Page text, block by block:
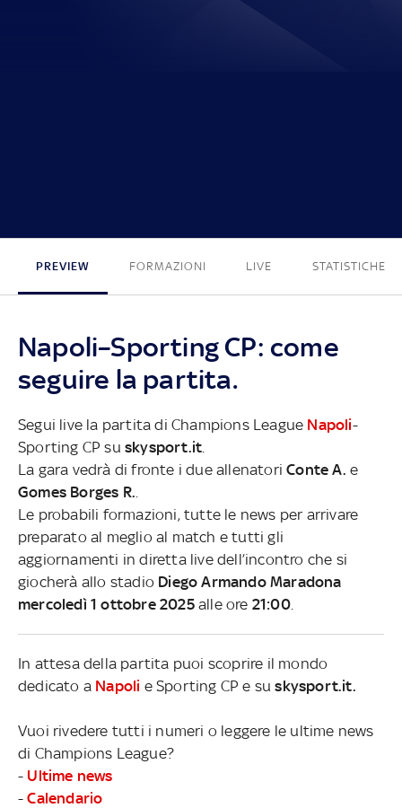
PREVIEW FORMAZIONI LIVE STATISTICHE
Napoli–Sporting CP: come
seguire la partita.
Segui live la partita di Champions League Napoli-
Sporting CP su skysport.it
La gara vedrà di fronte i due allenatoriConte A. e
Gomes Borges R.
Le probabili formazioni, tutte le news per arrivare
preparato al meglio al match e tutti gli
aggiornamenti in diretta live dell’incontro che si
giocherà allo stadio Diego Armando Maradona
mercoledì 1 ottobre 2025alle ore 21:00.
In attesa della partita puoi scoprire il mondo
dedicato a Napoli e Sporting CP e suskysport.it.
Vuoi rivedere tutti i numeri o leggere le ultime news
di Champions League?
- Ultime news
-Calendario